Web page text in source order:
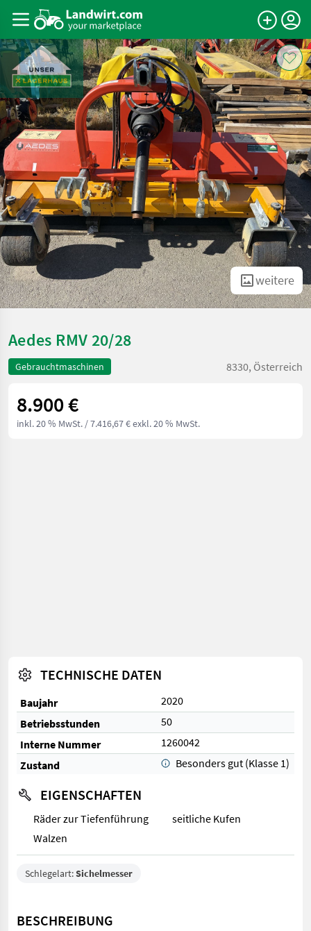
weitere
Aedes RMV 20/28
Gebrauchtmaschinen 8330, Österreich
8.900 €
inkl. 20 % MwSt. / 7.416,67 € exkl. 20 % MwSt.
TECHNISCHE DATEN
Baujahr
2020
Betriebsstunden
50
Interne Nummer
1260042
Zustand
Besonders gut (Klasse 1)
EIGENSCHAFTEN
Räder zur Tiefenführung
seitliche Kufen
Walzen
Schlegelart:Sichelmesser
BESCHREIBUNG